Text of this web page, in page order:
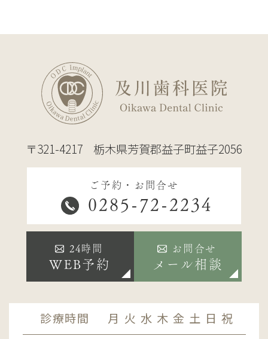
〒321-4217 栃木県芳賀郡益子町益子2056
ご予約・お問合せ
0285-72-2234
24時間
WEB予約
お問合せ
メール相談
診療時間 月 火 水 木 金 土 日 祝